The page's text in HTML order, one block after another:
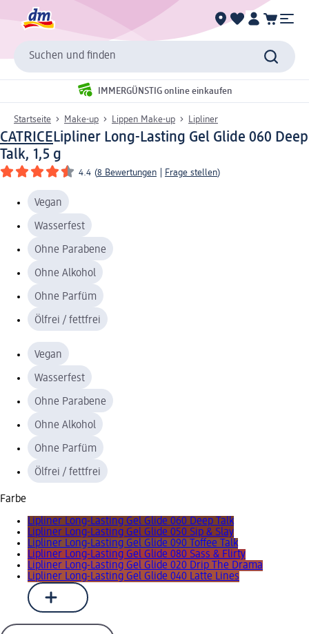
Suchen und finden
IMMERGÜNSTIG online einkaufen
Startseite Make-up Lippen Make-up Lipliner
CATRICELipliner Long-Lasting Gel Glide 060 Deep
Talk, 1,5 g
4.4 (8 Bewertungen Frage stellen)
Vegan
Wasserfest
Ohne Parabene
Ohne Alkohol
Ohne Parfüm
Ölfrei / fettfrei
Vegan
Wasserfest
Ohne Parabene
Ohne Alkohol
Ohne Parfüm
Ölfrei / fettfrei
Farbe
Lipliner Long-Lasting Gel Glide 060 Deep Talk
Lipliner Long-Lasting Gel Glide 050 Sip & Slay
Lipliner Long-Lasting Gel Glide 090 Toffee Talk
Lipliner Long-Lasting Gel Glide 080 Sass & Flirty
Lipliner Long-Lasting Gel Glide 020 Drip The Drama
Lipliner Long-Lasting Gel Glide 040 Latte Lines